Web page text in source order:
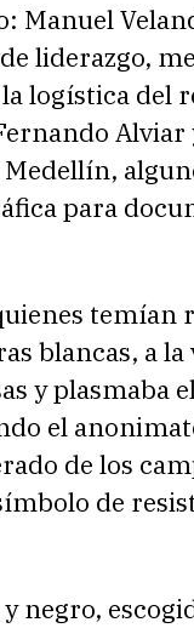
Manuel
liderazgo,
logística del
Alviar
para
temían
blancas, a la
y plasmaba
el
de los
de
negro,